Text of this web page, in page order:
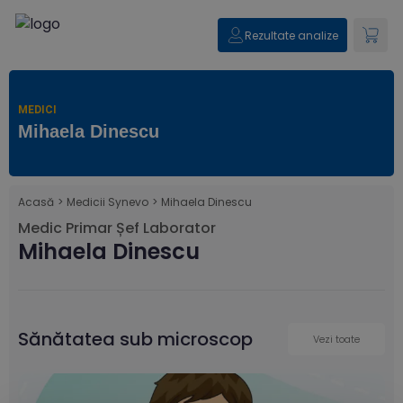
Rezultate analize
MEDICI
Mihaela Dinescu
Acasă > Medicii Synevo > Mihaela Dinescu
Medic Primar Șef Laborator
Mihaela Dinescu
Sănătatea sub microscop Vezi toate